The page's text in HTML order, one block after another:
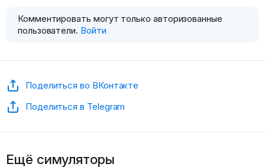
Комментировать могут только авторизованные
пользователи. Войти
Поделиться во ВКонтакте
Поделиться в Telegram
Ещё симуляторы